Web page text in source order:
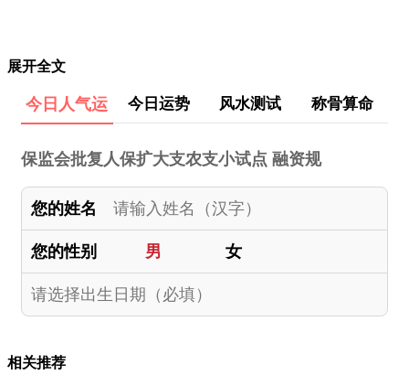
展开全文
今日人气运 今日运势 风水测试 称骨算命
保监会批复人保扩大支农支小试点 融资规
您的姓名
您的性别 男 女
相关推荐